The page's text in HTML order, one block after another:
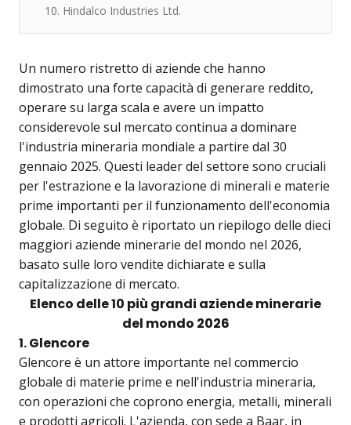
10. Hindalco Industries Ltd.
Un numero ristretto di aziende che hanno
dimostrato una forte capacità di generare reddito,
operare su larga scala e avere un impatto
considerevole sul mercato continua a dominare
l'industria mineraria mondiale a partire dal 30
gennaio 2025. Questi leader del settore sono cruciali
per l'estrazione e la lavorazione di minerali e materie
prime importanti per il funzionamento dell'economia
globale. Di seguito è riportato un riepilogo delle dieci
maggiori aziende minerarie del mondo nel 2026,
basato sulle loro vendite dichiarate e sulla
capitalizzazione di mercato.
Elenco delle 10 più grandi aziende minerarie
del mondo 2026
1. Glencore
Glencore è un attore importante nel commercio
globale di materie prime e nell'industria mineraria,
con operazioni che coprono energia, metalli, minerali
e prodotti agricoli. L'azienda, con sede a Baar, in